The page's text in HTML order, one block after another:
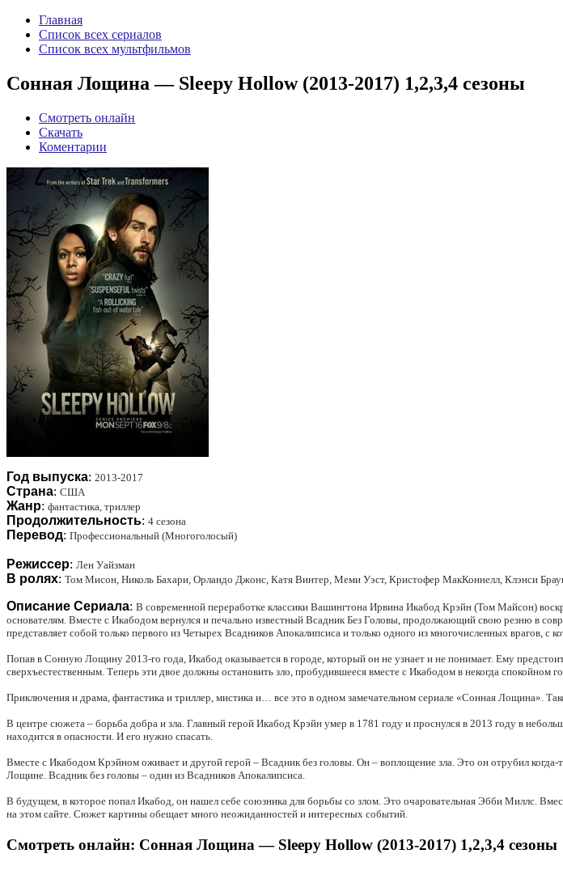
Главная
Список всех сериалов
Список всех мультфильмов
Сонная Лощина — Sleepy Hollow (2013-2017) 1,2,3,4 сезоны
Смотреть онлайн
Скачать
Коментарии
Год выпуска: 2013-2017
Страна: США
Жанр: фантастика, триллер
Продолжительность: 4 сезона
Перевод: Профессиональный (Многоголосый)
Режиссер: Лен Уайзман
В ролях: Том Мисон, Николь Бахари, Орландо Джонс, Катя Винтер, Меми Уэст, Кристофер МакКоннелл, Клэнси
Описание Сериала: В современной переработке классики Вашингтона Ирвина Икабод Крэйн (Том Майсон)
основателям. Вместе с Икабодом вернулся и печально известный Всадник Без Головы, продолжающий свою резню в
представляет собой только первого из Четырех Всадников Апокалипсиса и только одного из многочисленных врагов,
Попав в Сонную Лощину 2013-го года, Икабод оказывается в городе, который он не узнает и не понимает. Ему
сверхъестественным. Теперь эти двое должны остановить зло, пробудившееся вместе с Икабодом в некогда спокойном
Приключения и драма, фантастика и триллер, мистика и… все это в одном замечательном сериале «Сонная Лощина».
В центре сюжета – борьба добра и зла. Главный герой Икабод Крэйн умер в 1781 году и проснулся в 2013 году в
находится в опасности. И его нужно спасать.
Вместе с Икабодом Крэйном оживает и другой герой – Всадник без головы. Он – воплощение зла. Это он отрубил
Лощине. Всадник без головы – один из Всадников Апокалипсиса.
В будущем, в которое попал Икабод, он нашел себе союзника для борьбы со злом. Это очаровательная Эбби Миллс.
на этом сайте. Сюжет картины обещает много неожиданностей и интересных событий.
Смотреть онлайн: Сонная Лощина — Sleepy Hollow (2013-2017) 1,2,3,4 сезоны